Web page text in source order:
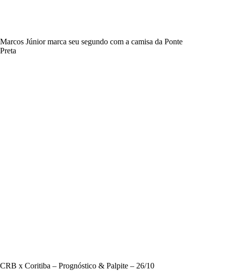
Marcos Júnior marca seu segundo com a camisa da Ponte
Preta
CRB x Coritiba – Prognóstico & Palpite – 26/10